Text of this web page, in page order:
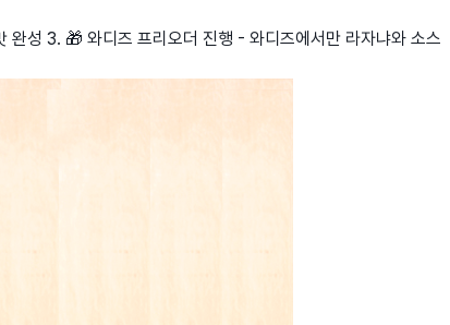
완성 3. 🎁 와디즈 프리오더 진행 - 와디즈에서만 라자냐와 소스